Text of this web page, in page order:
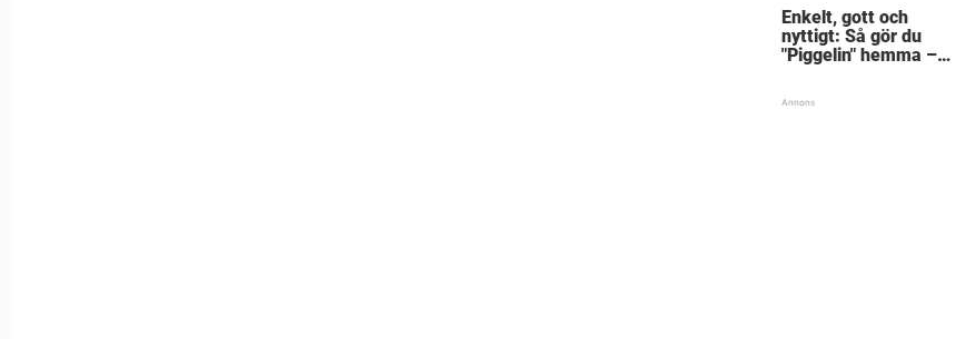
Enkelt, gott och
nyttigt: Så gör du
"Piggelin" hemma –